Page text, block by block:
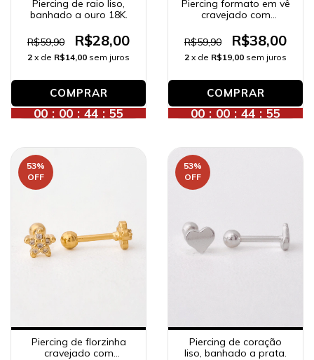
Piercing de raio liso,
banhado a ouro 18K.
R$59,90 R$28,00
2 x de R$14,00 sem juros
00 : 00 : 44 : 53
Piercing formato em vê
cravejado com
ouro 18K.
R$59,90 R$38,00
2 x de R$19,00 sem juros
00 : 00 : 44 : 53
53%
OFF
Piercing de florzinha
cravejado com
53%
OFF
Piercing de coração
liso, banhado a prata.